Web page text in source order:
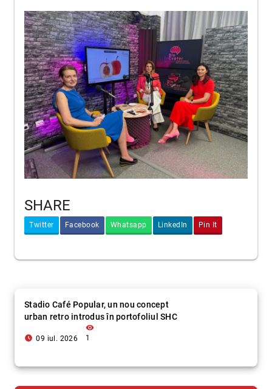
SHARE
Twitter Facebook Whatsapp LinkedIn Pin It
Stadio Café Popular, un nou concept
urban retro introdus în portofoliul SHC
access_time_filled 09 iul. 2026
visibility
1